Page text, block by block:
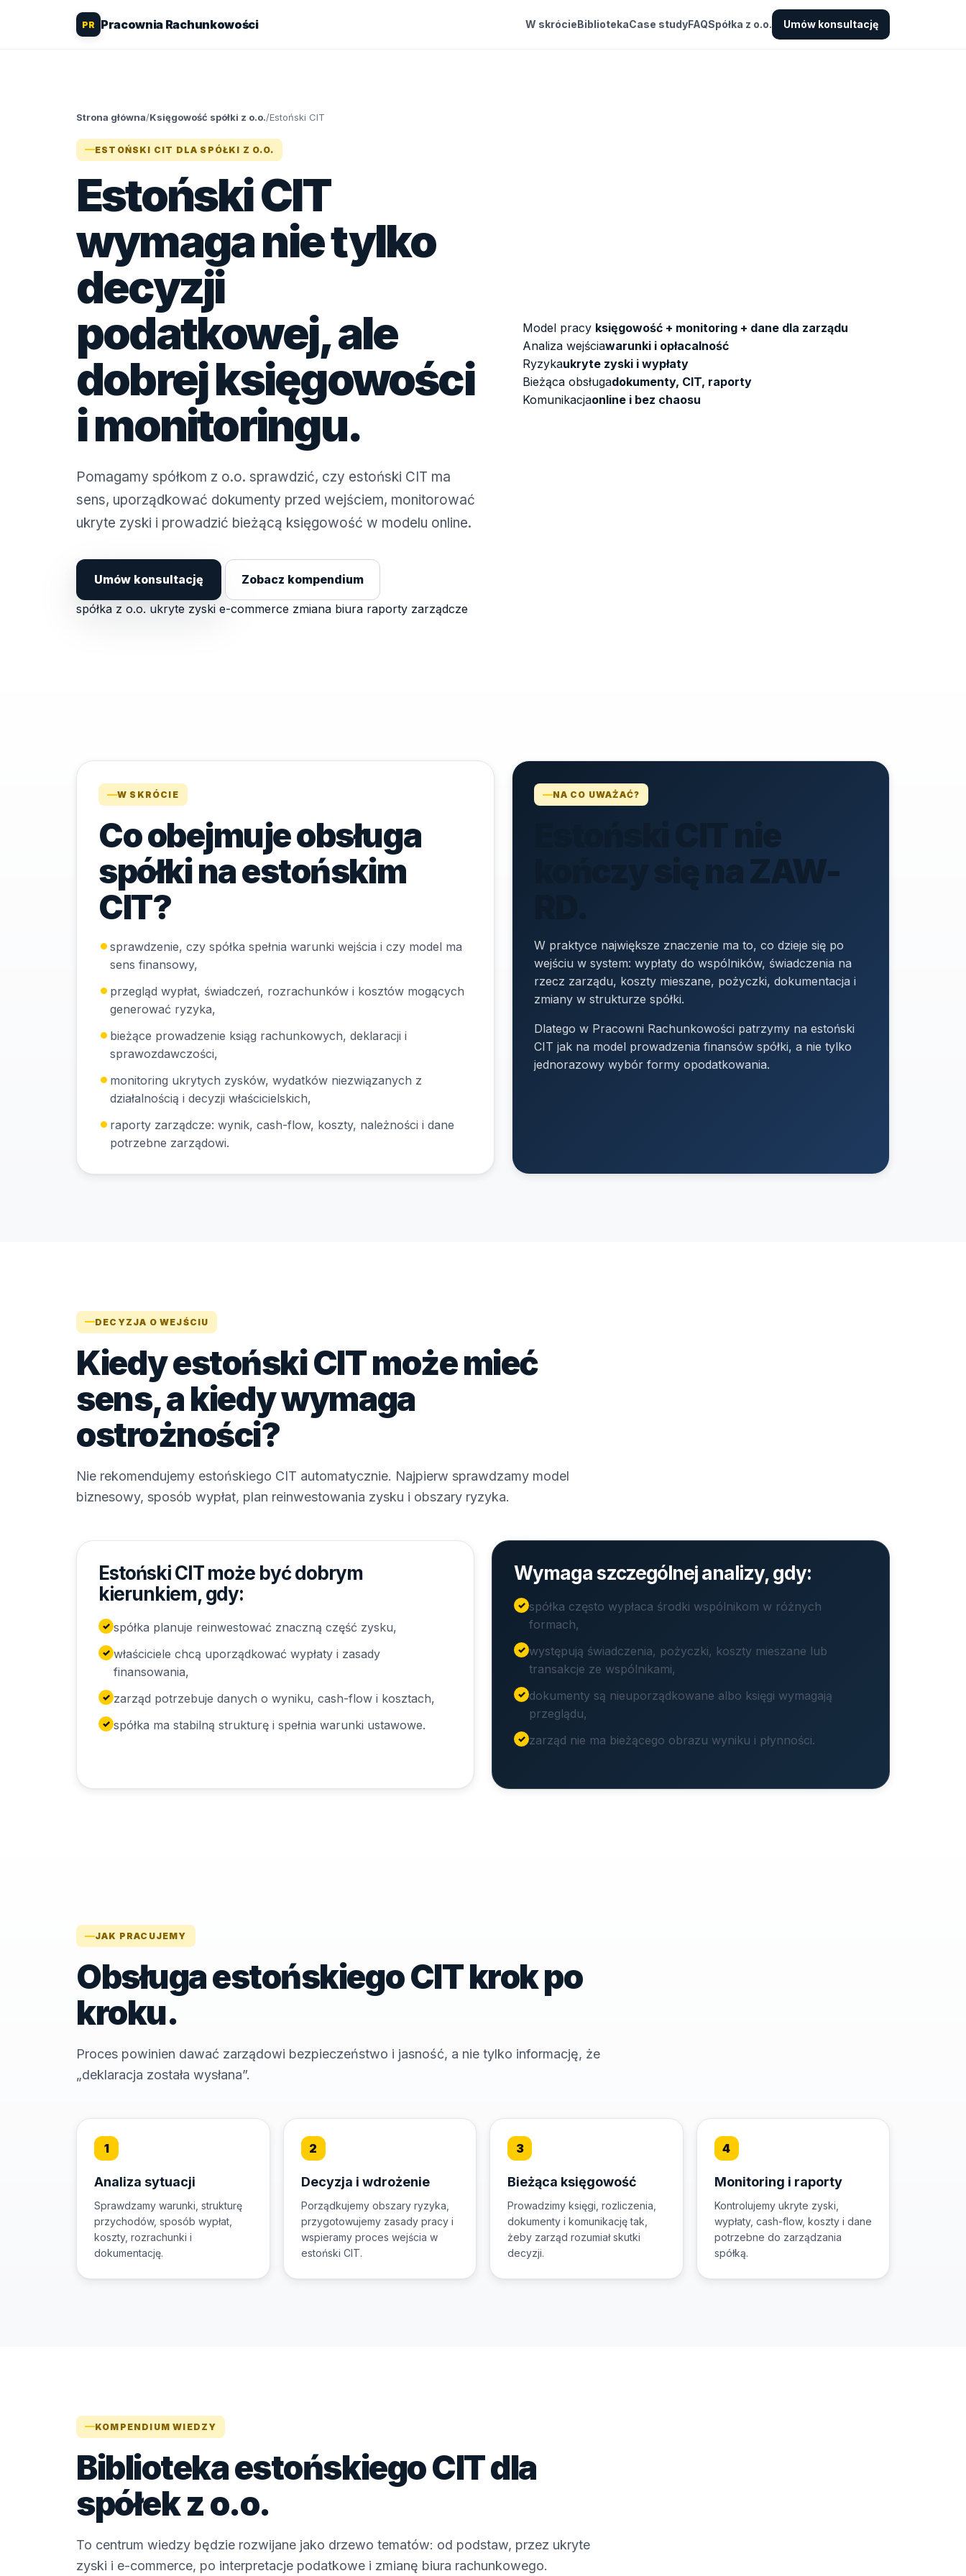
PR Pracownia Rachunkowości W skrócieBibliotekaCase studyFAQSpółka z o.o. Umów konsultację
Strona główna/Księgowość spółki z o.o./Estoński CIT
ESTOŃSKI CIT DLA SPÓŁKI Z O.O.
Estoński CIT
wymaga nie tylko
decyzji
podatkowej, ale
dobrej księgowości
i monitoringu.
Pomagamy spółkom z o.o. sprawdzić, czy estoński CIT ma
sens, uporządkować dokumenty przed wejściem, monitorować
ukryte zyski i prowadzić bieżącą księgowość w modelu online.
Umów konsultację Zobacz kompendium
spółka z o.o. ukryte zyski e-commerce zmiana biura raporty zarządcze
Model pracy księgowość + monitoring + dane dla zarządu
Analiza wejściawarunki i opłacalność
Ryzykaukryte zyski i wypłaty
Bieżąca obsługadokumenty, CIT, raporty
Komunikacjaonline i bez chaosu
W SKRÓCIE
Co obejmuje obsługa
spółki na estońskim
CIT?
sprawdzenie, czy spółka spełnia warunki wejścia i czy model ma
sens finansowy,
przegląd wypłat, świadczeń, rozrachunków i kosztów mogących
generować ryzyka,
bieżące prowadzenie ksiąg rachunkowych, deklaracji i
sprawozdawczości,
monitoring ukrytych zysków, wydatków niezwiązanych z
działalnością i decyzji właścicielskich,
raporty zarządcze: wynik, cash-flow, koszty, należności i dane
potrzebne zarządowi.
NA CO UWAŻAĆ?
Estoński CIT nie
kończy się na ZAW-
W praktyce największe znaczenie ma to, co dzieje się po
wejściu w system: wypłaty do wspólników, świadczenia na
rzecz zarządu, koszty mieszane, pożyczki, dokumentacja i
zmiany w strukturze spółki.
Dlatego w Pracowni Rachunkowości patrzymy na estoński
CIT jak na model prowadzenia finansów spółki, a nie tylko
jednorazowy wybór formy opodatkowania.
DECYZJA O WEJŚCIU
Kiedy estoński CIT może mieć
sens, a kiedy wymaga
ostrożności?
Nie rekomendujemy estońskiego CIT automatycznie. Najpierw sprawdzamy model
biznesowy, sposób wypłat, plan reinwestowania zysku i obszary ryzyka.
Estoński CIT może być dobrym
kierunkiem, gdy:
spółka planuje reinwestować znaczną część zysku,
właściciele chcą uporządkować wypłaty i zasady
finansowania,
zarząd potrzebuje danych o wyniku, cash-flow i kosztach,
spółka ma stabilną strukturę i spełnia warunki ustawowe.
Wymaga szczególnej analizy, gdy:
spółka często wypłaca środki wspólnikom w różnych
formach,
występują świadczenia, pożyczki, koszty mieszane lub
transakcje ze wspólnikami,
dokumenty są nieuporządkowane albo księgi wymagają
przeglądu,
zarząd nie ma bieżącego obrazu wyniku i płynności.
JAK PRACUJEMY
Obsługa estońskiego CIT krok po
kroku.
Proces powinien dawać zarządowi bezpieczeństwo i jasność, a nie tylko informację, że
„deklaracja została wysłana”.
Analiza sytuacji
Sprawdzamy warunki, strukturę
przychodów, sposób wypłat,
koszty, rozrachunki i
dokumentację.
Decyzja i wdrożenie
Porządkujemy obszary ryzyka,
przygotowujemy zasady pracy i
wspieramy proces wejścia w
estoński CIT.
Bieżąca księgowość
Prowadzimy księgi, rozliczenia,
dokumenty i komunikację tak,
żeby zarząd rozumiał skutki
decyzji.
Monitoring i raporty
Kontrolujemy ukryte zyski,
wypłaty, cash-flow, koszty i dane
potrzebne do zarządzania
spółką.
KOMPENDIUM WIEDZY
Biblioteka estońskiego CIT dla
spółek z o.o.
To centrum wiedzy będzie rozwijane jako drzewo tematów: od podstaw, przez ukryte
zyski i e-commerce, po interpretacje podatkowe i zmianę biura rachunkowego.